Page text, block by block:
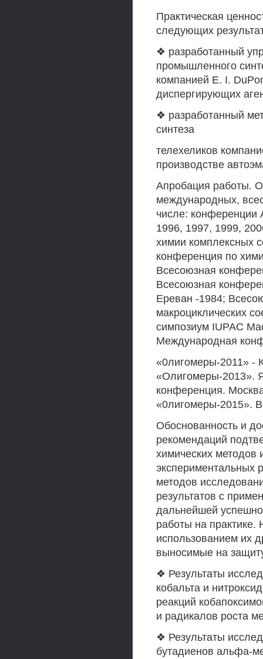
Практическая
следующих
❖ разработанный
промышленного
компанией Е. I.
диспергирующих
❖ разработанный
синтеза
телехеликов
производстве
Апробация работы.
международных,
числе: конференции
1996, 1997, 1999,
химии комплексных
конференция по
Всесоюзная
Всесоюзная
Ереван -1984;
макроциклических
симпозиум IUPAC
Международная
«0лигомеры-2011» -
«Олигомеры-2013».
конференция.
«0лигомеры-2015».
Обоснованность и
рекомендаций
химических
экспериментальных
методов
результатов с
дальнейшей
работы на
использованием их
выносимые на
❖ Результаты
кобальта и
реакций
и радикалов роста
❖ Результаты
бутадиенов альфа-